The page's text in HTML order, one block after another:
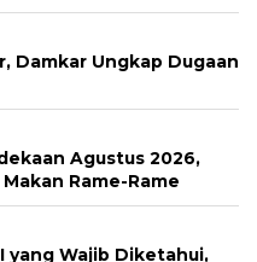
Rame-Rame
yang Wajib Diketahui,
Run 8.1
Kasus Sutrimo,